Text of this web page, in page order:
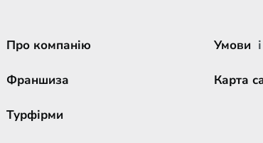
Про компанію
Франшиза
Турфірми
Умови і
Карта